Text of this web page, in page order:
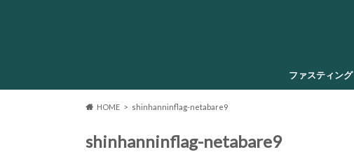
ファスティング
HOME shinhanninflag-netabare9
shinhanninflag-netabare9